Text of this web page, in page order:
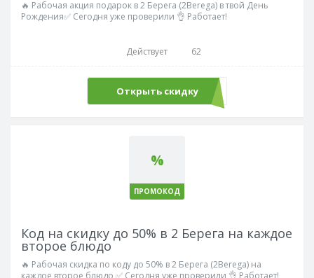
🔥 Рабочая акция подарок в 2 Берега (2Berega) в твой День
Рождения✅ Сегодня уже проверили 👌 Работает!
Действует 62
Открыть скидку
%
ПРОМОКОД
Код на скидку до 50% в 2 Берега на каждое
второе блюдо
🔥 Рабочая скидка по коду до 50% в 2 Берега (2Berega) на
каждое второе блюдо ✅ Сегодня уже проверили 👌 Работает!